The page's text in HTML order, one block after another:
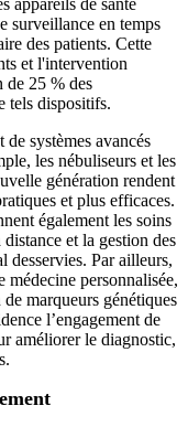
appareils de santé
surveillance en temps
des patients. Cette
et l'intervention
de 25 % des
tels dispositifs.
de systèmes avancés
les nébuliseurs et les
génération rendent
et plus efficaces.
également les soins
et la gestion des
desservies. Par ailleurs,
personnalisée,
marqueurs génétiques
l’engagement de
améliorer le diagnostic,